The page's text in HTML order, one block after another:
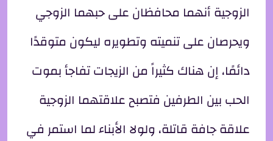
الزوجية أنهما محافظان على حبهما الزوجي
ويحرصان على تنميته وتطويره ليكون متوقدًا
دائمًا، إن هناك كثيراً من الزيجات تفاجأ بموت
الحب بين الطرفين فتصبح علاقتهما الزوجية
علاقة جافة قاتلة، ولولا الأبناء لما استمر في